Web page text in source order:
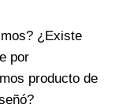
¿Existe
por
producto de